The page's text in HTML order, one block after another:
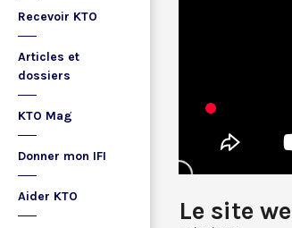
Recevoir KTO
Articles et
dossiers
KTO Mag
Donner mon IFI
Aider KTO Le site